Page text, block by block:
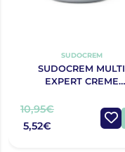
SUDOCREM
SUDOCREM MULTI
EXPERT CREME
10,95€
5,52€